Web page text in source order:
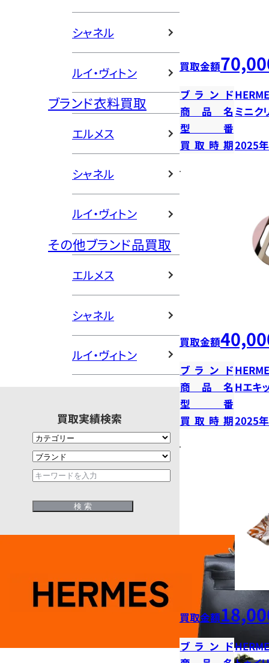
シャネル
ルイ・ヴィトン
ブランド衣料買取
エルメス
シャネル
ルイ・ヴィトン
その他ブランド品買取
エルメス
シャネル
ルイ・ヴィトン
買取実績検索
買取金額
ブランド
商品名 ミニク
型番
買取時期2025
買取金額
ブランド
商品名 Hエキ
型番
買取時期2025
買取金額
ブランド